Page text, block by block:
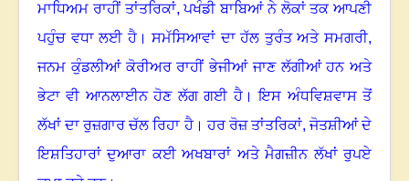
ਮਾਧਿਅਮ ਰਾਹੀਂ ਤਾਂਤਰਿਕਾਂ,ਪਖੰਡੀ ਬਾਬਿਆਂ ਨੇ ਲੋਕਾਂ ਤਕ ਆਪਣੀ
ਪਹੁੰਚ ਵਧਾ ਲਈ ਹੈ। ਸਮੱਸਿਆਵਾਂ ਦਾ ਹੱਲ ਤੁਰੰਤ ਅਤੇ ਸਮਗਰੀ,
ਜਨਮ ਕੁੰਡਲੀਆਂ ਕੋਰੀਅਰ ਰਾਹੀਂ ਭੇਜੀਆਂ ਜਾਣ ਲੱਗੀਆਂ ਹਨ ਅਤੇ
ਭੇਟਾ ਵੀ ਆਨਲਾਈਨ ਹੋਣ ਲੱਗ ਗਈ ਹੈ। ਇਸ ਅੰਧਵਿਸ਼ਵਾਸ ਤੋਂ
ਲੱਖਾਂ ਦਾ ਰੁਜ਼ਗਾਰ ਚੱਲ ਰਿਹਾ ਹੈ। ਹਰ ਰੋਜ਼ ਤਾਂਤਰਿਕਾਂ,ਜੋਤਸ਼ੀਆਂ ਦੇ
ਇਸ਼ਤਿਹਾਰਾਂ ਦੁਆਰਾ ਕਈ‌ ਅਖਬਾਰਾਂ ਅਤੇ ਮੈਗਜ਼ੀਨ ਲੱਖਾਂ ਰੁਪਏ